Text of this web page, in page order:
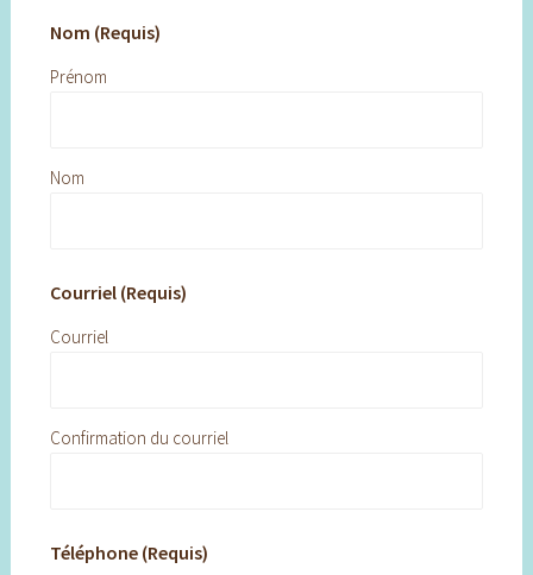
Nom (Requis)
Prénom
Nom
Courriel (Requis)
Courriel
Confirmation du courriel
Téléphone (Requis)